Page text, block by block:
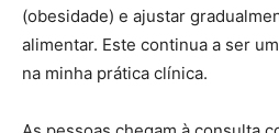
(obesidade) e ajustar
alimentar. Este continua a ser
na minha prática clínica.